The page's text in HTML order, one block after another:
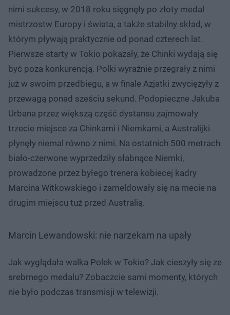
nimi sukcesy, w 2018 roku sięgnęły po złoty medal
mistrzostw Europy i świata, a także stabilny skład, w
którym pływają praktycznie od ponad czterech lat.
Pierwsze starty w Tokio pokazały, że Chinki wydają się
być poza konkurencją. Polki wyraźnie przegrały z nimi
już w swoim przedbiegu, a w finale Azjatki zwyciężyły z
przewagą ponad sześciu sekund. Podopieczne Jakuba
Urbana przez większą część dystansu zajmowały
trzecie miejsce za Chinkami i Niemkami, a Australijki
płynęły niemal równo z nimi. Na ostatnich 500 metrach
biało-czerwone wyprzedziły słabnące Niemki,
prowadzone przez byłego trenera kobiecej kadry
Marcina Witkowskiego i zameldowały się na mecie na
drugim miejscu tuż przed Australią.
Marcin Lewandowski: nie narzekam na upały
Jak wyglądała walka Polek w Tokio? Jak cieszyły się ze
srebrnego medalu? Zobaczcie sami momenty, których
nie było podczas transmisji w telewizji.